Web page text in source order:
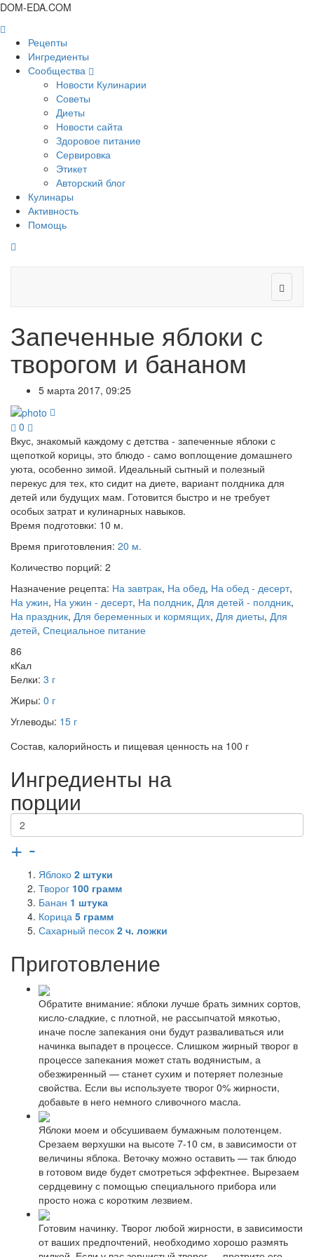
DOM-EDA.COM
Рецепты
Ингредиенты
Сообщества
Новости Кулинарии
Советы
Диеты
Новости сайта
Здоровое питание
Сервировка
Этикет
Авторский блог
Кулинары
Активность
Помощь
Запеченные яблоки с
творогом и бананом
5 марта 2017, 09:25
0
Вкус, знакомый каждому с детства - запеченные яблоки с
щепоткой корицы, это блюдо - само воплощение домашнего
уюта, особенно зимой. Идеальный сытный и полезный
перекус для тех, кто сидит на диете, вариант полдника для
детей или будущих мам. Готовится быстро и не требует
особых затрат и кулинарных навыков.
Время подготовки: 10 м.
Время приготовления: 20 м.
Количество порций: 2
Назначение рецепта: На завтрак, На обед, На обед - десерт,
На ужин, На ужин - десерт, На полдник, Для детей - полдник,
На праздник, Для беременных и кормящих, Для диеты, Для
детей, Специальное питание
86
кКал
Белки: 3 г
Жиры: 0 г
Углеводы: 15 г
Состав, калорийность и пищевая ценность на 100 г
Ингредиенты на
порции
+ -
Яблоко 2 штуки
Творог 100 грамм
Банан 1 штука
Корица 5 грамм
Сахарный песок 2 ч. ложки
Приготовление
Обратите внимание: яблоки лучше брать зимних сортов,
кисло-сладкие, с плотной, не рассыпчатой мякотью,
иначе после запекания они будут разваливаться или
начинка выпадет в процессе. Слишком жирный творог в
процессе запекания может стать водянистым, а
обезжиренный — станет сухим и потеряет полезные
свойства. Если вы используете творог 0% жирности,
добавьте в него немного сливочного масла.
Яблоки моем и обсушиваем бумажным полотенцем.
Срезаем верхушки на высоте 7-10 см, в зависимости от
величины яблока. Веточку можно оставить — так блюдо
в готовом виде будет смотреться эффектнее. Вырезаем
сердцевину с помощью специального прибора или
просто ножа с коротким лезвием.
Готовим начинку. Творог любой жирности, в зависимости
от ваших предпочтений, необходимо хорошо размять